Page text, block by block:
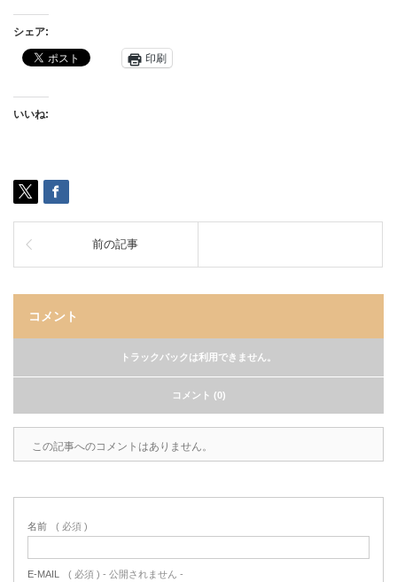
シェア:
印刷
いいね:
前の記事
コメント
トラックバックは利用できません。
コメント (0)
この記事へのコメントはありません。
名前 ( 必須 )
E-MAIL ( 必須 ) - 公開されません -